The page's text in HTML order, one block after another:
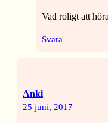
Vad roligt att
Svara
Anki
25 juni, 2017